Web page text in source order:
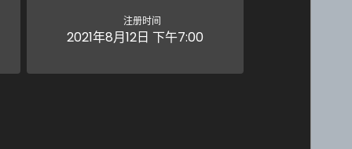
注册时间
2021年8月12日 下午7:00